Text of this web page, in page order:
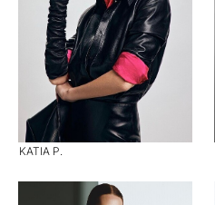
KATIA P.